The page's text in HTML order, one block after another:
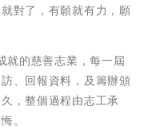
對了，有願就有力，願
就的慈善志業，每一屆
、回報資料，及籌辦頒
，整個過程由志工承
。